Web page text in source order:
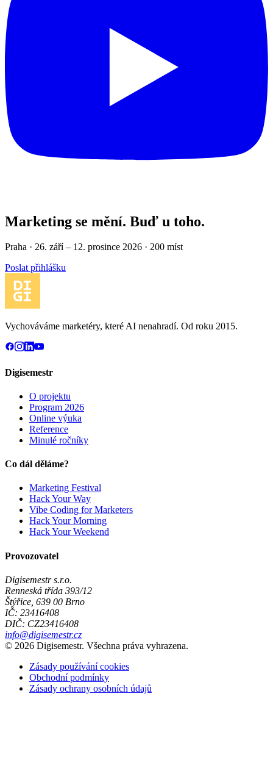
Marketing se mění. Buď u toho.
Praha · 26. září – 12. prosince 2026 · 200 míst
Poslat přihlášku
Vychováváme marketéry, které AI nenahradí. Od roku 2015.
Digisemestr
O projektu
Program 2026
Online výuka
Reference
Minulé ročníky
Co dál děláme?
Marketing Festival
Hack Your Way
Vibe Coding for Marketers
Hack Your Morning
Hack Your Weekend
Provozovatel
Digisemestr s.r.o.
Renneská třída 393/12
Štýřice, 639 00 Brno
IČ: 23416408
DIČ: CZ23416408
info@digisemestr.cz
© 2026 Digisemestr. Všechna práva vyhrazena.
Zásady používání cookies
Obchodní podmínky
Zásady ochrany osobních údajů